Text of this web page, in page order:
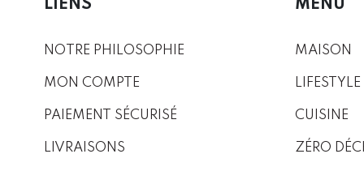
LIENS
NOTRE PHILOSOPHIE
MON COMPTE
PAIEMENT SÉCURISÉ
LIVRAISONS
MENU
MAISON
LIFESTYLE
CUISINE
ZÉRO